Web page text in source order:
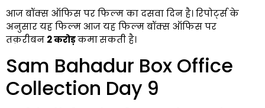
आज बॉक्स ऑफिस पर फिल्म का दसवा दिन है। रिपोर्ट्स के
अनुसार यह फिल्म आज यह फिल्म बॉक्स ऑफिस पर
तक़रीबन 2 करोड़कमासकती है।
Sam Bahadur Box Office
Collection Day 9